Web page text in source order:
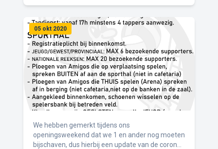
05 okt 2020
We hebben gemerkt tijdens ons
openingsweekend dat we 1 en ander nog moeten
bijschaven, dus hierbij een update van de corona